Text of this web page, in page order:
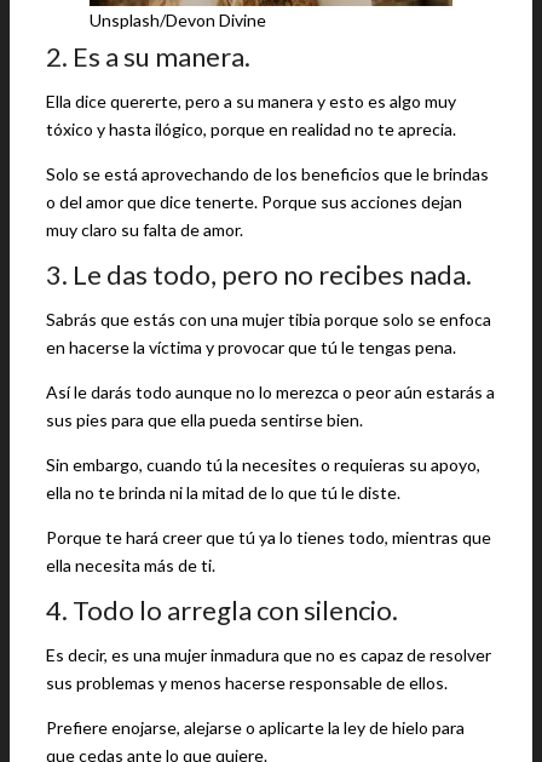
Unsplash/Devon Divine
2. Es a su manera.
Ella dice quererte, pero a su manera y esto es algo muy
tóxico y hasta ilógico, porque en realidad no te aprecia.
Solo se está aprovechando de los beneficios que le brindas
o del amor que dice tenerte. Porque sus acciones dejan
muy claro su falta de amor.
3. Le das todo, pero no recibes nada.
Sabrás que estás con una mujer tibia porque solo se enfoca
en hacerse la víctima y provocar que tú le tengas pena.
Así le darás todo aunque no lo merezca o peor aún estarás a
sus pies para que ella pueda sentirse bien.
Sin embargo, cuando tú la necesites o requieras su apoyo,
ella no te brinda ni la mitad de lo que tú le diste.
Porque te hará creer que tú ya lo tienes todo, mientras que
ella necesita más de ti.
4. Todo lo arregla con silencio.
Es decir, es una mujer inmadura que no es capaz de resolver
sus problemas y menos hacerse responsable de ellos.
Prefiere enojarse, alejarse o aplicarte la ley de hielo para
que cedas ante lo que quiere.